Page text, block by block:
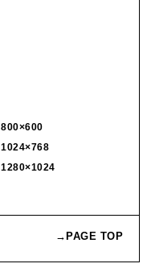
800×600
1024×768
1280×1024
→PAGE TOP